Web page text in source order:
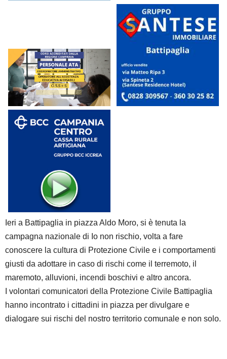
Ieri a Battipaglia in piazza Aldo Moro, si è tenuta la
campagna nazionale di Io non rischio, volta a fare
conoscere la cultura di Protezione Civile e i comportamenti
giusti da adottare in caso di rischi come il terremoto, il
maremoto, alluvioni, incendi boschivi e altro ancora.
I volontari comunicatori della Protezione Civile Battipaglia
hanno incontrato i cittadini in piazza per divulgare e
dialogare sui rischi del nostro territorio comunale e non solo.